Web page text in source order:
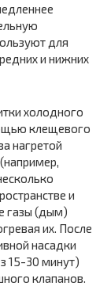
для
и нижних
холодного
клещевого
нагретой
и
газы (дым)
их. После
насадки
15-30 минут)
клапанов.